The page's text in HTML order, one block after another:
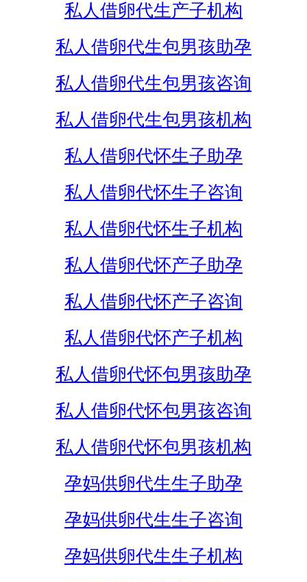
私人借卵代生产子机构
私人借卵代生包男孩助孕
私人借卵代生包男孩咨询
私人借卵代生包男孩机构
私人借卵代怀生子助孕
私人借卵代怀生子咨询
私人借卵代怀生子机构
私人借卵代怀产子助孕
私人借卵代怀产子咨询
私人借卵代怀产子机构
私人借卵代怀包男孩助孕
私人借卵代怀包男孩咨询
私人借卵代怀包男孩机构
孕妈供卵代生生子助孕
孕妈供卵代生生子咨询
孕妈供卵代生生子机构